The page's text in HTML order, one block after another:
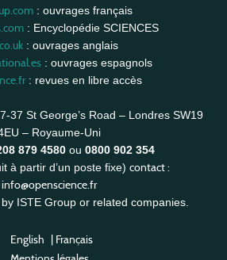
: ouvrages français
: Encyclopédie SCIENCES
: ouvrages anglais
: ouvrages espagnols
: revues en libre accès
37 St George’s Road – Londres SW19
– Royaume-Uni
879 4580 ou 0800 902 354
à partir d’un poste fixe) contact :
info@openscience.fr
ISTE Group or related companies.
English | Français